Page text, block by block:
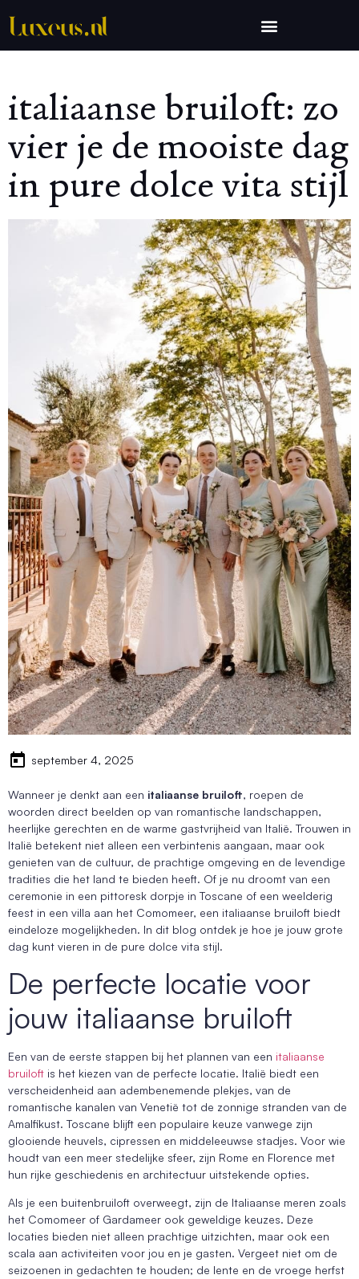
italiaanse bruiloft: zo
vier je de mooiste dag
in pure dolce vita stijl
september 4, 2025
Wanneer je denkt aan een italiaanse bruiloft, roepen de
woorden direct beelden op van romantische landschappen,
heerlijke gerechten en de warme gastvrijheid van Italië. Trouwen in
Italië betekent niet alleen een verbintenis aangaan, maar ook
genieten van de cultuur, de prachtige omgeving en de levendige
tradities die het land te bieden heeft. Of je nu droomt van een
ceremonie in een pittoresk dorpje in Toscane of een weelderig
feest in een villa aan het Comomeer, een italiaanse bruiloft biedt
eindeloze mogelijkheden. In dit blog ontdek je hoe je jouw grote
dag kunt vieren in de pure dolce vita stijl.
De perfecte locatie voor
jouw italiaanse bruiloft
Een van de eerste stappen bij het plannen van een italiaanse
bruiloft is het kiezen van de perfecte locatie. Italië biedt een
verscheidenheid aan adembenemende plekjes, van de
romantische kanalen van Venetië tot de zonnige stranden van de
Amalfikust. Toscane blijft een populaire keuze vanwege zijn
glooiende heuvels, cipressen en middeleeuwse stadjes. Voor wie
houdt van een meer stedelijke sfeer, zijn Rome en Florence met
hun rijke geschiedenis en architectuur uitstekende opties.
Als je een buitenbruiloft overweegt, zijn de Italiaanse meren zoals
het Comomeer of Gardameer ook geweldige keuzes. Deze
locaties bieden niet alleen prachtige uitzichten, maar ook een
scala aan activiteiten voor jou en je gasten. Vergeet niet om de
seizoenen in gedachten te houden; de lente en de vroege herfst